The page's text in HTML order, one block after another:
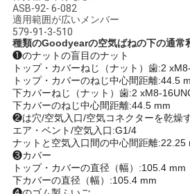
引
用
を
要
求
し
ASB-92- 6-082
適用範囲が広いメンバー
579-91-3-510
種類のGoodyearの空気ばねの下の通常
❶のナットの盲目のナット
トップ・カバーねじ（ナット）歯:2
トップ・カバーのねじ中心間距離:44.5
下カバーねじ（ナット）歯:2 xM8-
下カバーのねじ中心間距離:44.5 mm
❷は穴/空気入口/空気コネクターを乾燥
エア・ベント/空気入口:G1/4
ナットと空気入口間の中心間距離:22.25
❸カバー
トップ・カバーの直径（幅）:105.4 mm
下カバーの直径（幅）:105.4 mm